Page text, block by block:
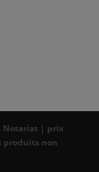
Notariat | prix
produits non